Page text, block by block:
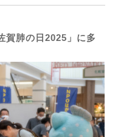
賀肺の日2025」に多